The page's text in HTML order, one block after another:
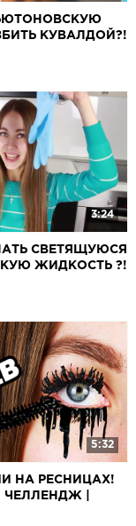
КУВАЛДОЙ?!
3:24
СВЕТЯЩУЮСЯ
ЖИДКОСТЬ ?!
5:32
НА РЕСНИЦАХ!
ЧЕЛЛЕНДЖ |